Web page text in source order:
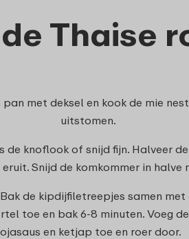
Thaise
pan met deksel en kook de mie
uitstomen.
de knoflook of snijd fijn. Halveer
Snijd de komkommer in halve
de kipdijfiletreepjes samen
toe en bak 6-8 minuten. Voeg
en ketjap toe en roer door.